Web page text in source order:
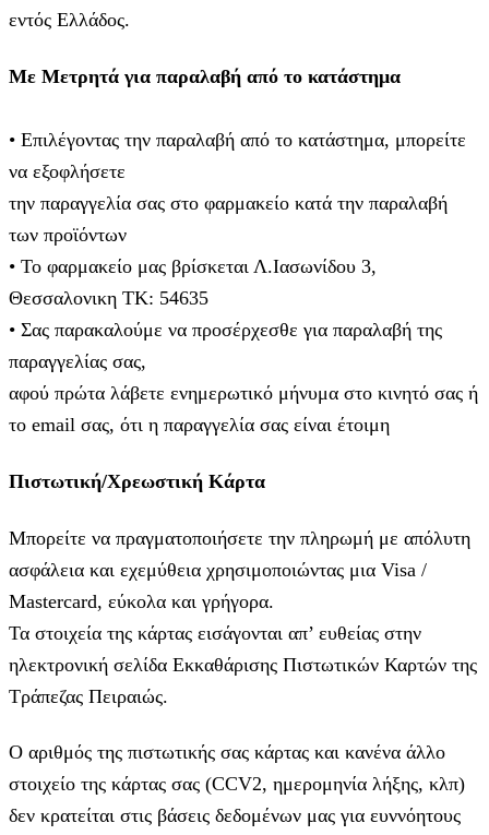
εντός Ελλάδος.
Με Μετρητά για παραλαβή από το κατάστημα
• Επιλέγοντας την παραλαβή από το κατάστημα, μπορείτε
να εξοφλήσετε
την παραγγελία σας στο φαρμακείο κατά την παραλαβή
των προϊόντων
• Το φαρμακείο μας βρίσκεται Λ.Ιασωνίδου 3,
Θεσσαλονικη ΤΚ: 54635
• Σας παρακαλούμε να προσέρχεσθε για παραλαβή της
παραγγελίας σας,
αφού πρώτα λάβετε ενημερωτικό μήνυμα στο κινητό σας ή
το email σας, ότι η παραγγελία σας είναι έτοιμη
Πιστωτική/Χρεωστική Κάρτα
Μπορείτε να πραγματοποιήσετε την πληρωμή με απόλυτη
ασφάλεια και εχεμύθεια χρησιμοποιώντας μια Visa /
Mastercard, εύκολα και γρήγορα.
Τα στοιχεία της κάρτας εισάγoνται απ’ ευθείας στην
ηλεκτρονική σελίδα Εκκαθάρισης Πιστωτικών Καρτών της
Τράπεζας Πειραιώς.
Ο αριθμός της πιστωτικής σας κάρτας και κανένα άλλο
στοιχείο της κάρτας σας (CCV2, ημερομηνία λήξης, κλπ)
δεν κρατείται στις βάσεις δεδομένων μας για ευννόητους